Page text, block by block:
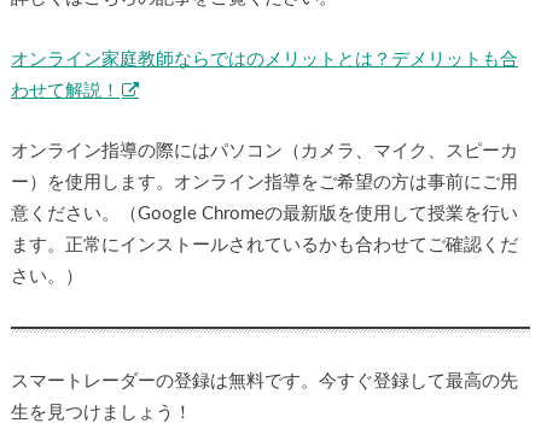
オンライン家庭教師ならではのメリットとは？デメリットも合
わせて解説！
オンライン指導の際にはパソコン（カメラ、マイク、スピーカ
ー）を使用します。オンライン指導をご希望の方は事前にご用
意ください。（Google Chromeの最新版を使用して授業を行い
ます。正常にインストールされているかも合わせてご確認くだ
さい。）
スマートレーダーの登録は無料です。今すぐ登録して最高の先
生を見つけましょう！